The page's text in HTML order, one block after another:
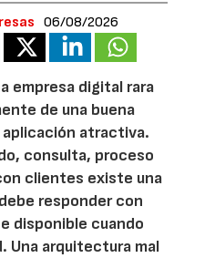
06/08/2026
empresa digital rara
de una buena
aplicación atractiva.
consulta, proceso
clientes existe una
responder con
disponible cuando
Una arquitectura mal